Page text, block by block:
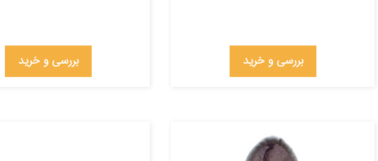
بررسی و خرید بررسی و خرید